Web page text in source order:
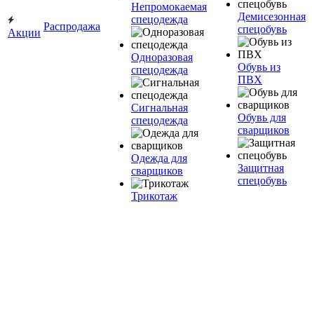
Акции
Распродажа
Непромокаемая
спецодежда
Одноразовая
спецодежда
Сигнальная
спецодежда
Одежда для
сварщиков
Трикотаж
Демисезонная
спецобувь
Обувь из
ПВХ
Обувь для
сварщиков
Защитная
спецобувь